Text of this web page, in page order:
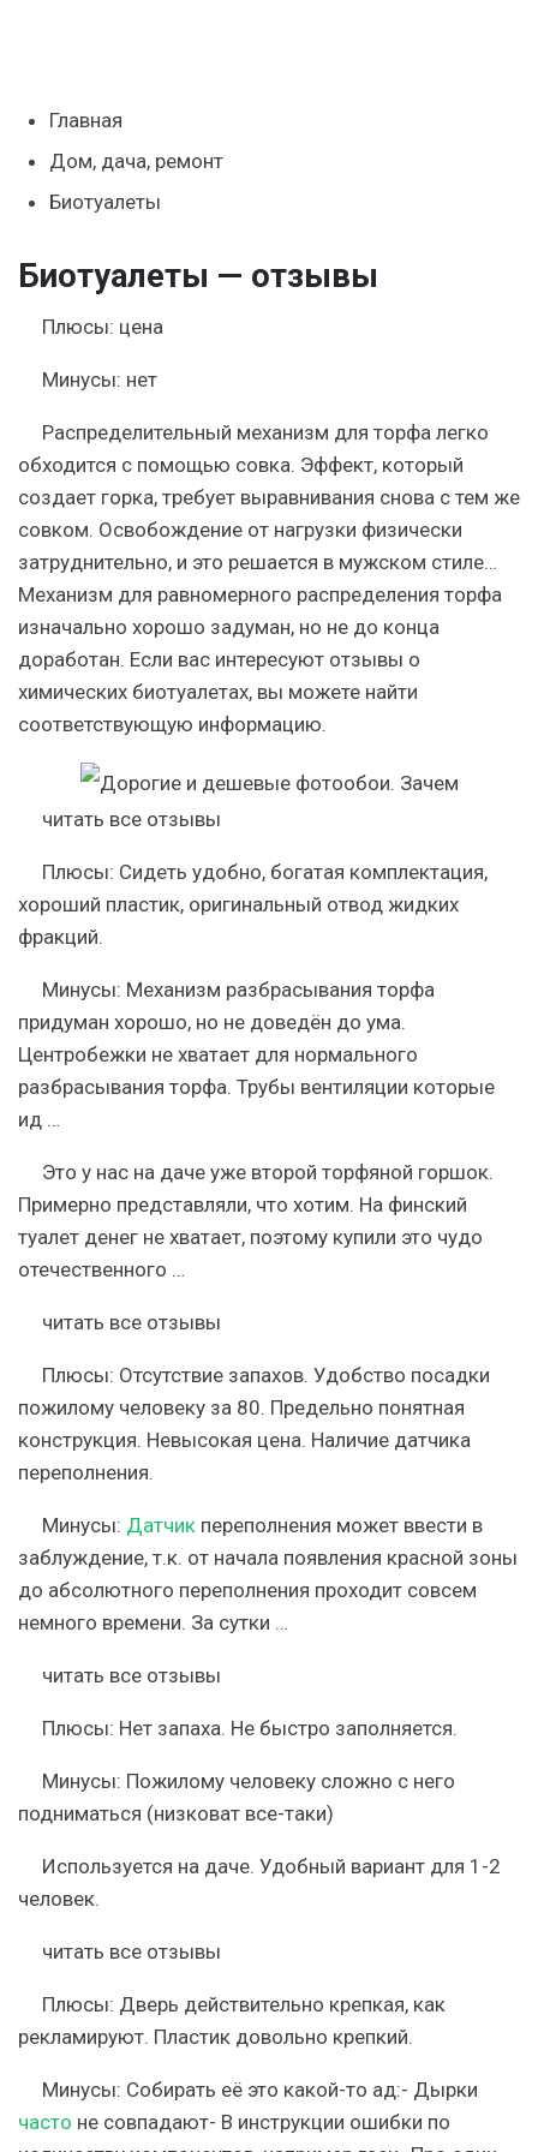
Главная
Дом, дача, ремонт
Биотуалеты
Биотуалеты — отзывы
Плюсы: цена
Минусы: нет
Распределительный механизм для торфа легко
обходится с помощью совка. Эффект, который
создает горка, требует выравнивания снова с тем же
совком. Освобождение от нагрузки физически
затруднительно, и это решается в мужском стиле…
Механизм для равномерного распределения торфа
изначально хорошо задуман, но не до конца
доработан. Если вас интересуют отзывы о
химических биотуалетах, вы можете найти
соответствующую информацию.
читать все отзывы
Плюсы: Сидеть удобно, богатая комплектация,
хороший пластик, оригинальный отвод жидких
фракций.
Минусы: Механизм разбрасывания торфа
придуман хорошо, но не доведён до ума.
Центробежки не хватает для нормального
разбрасывания торфа. Трубы вентиляции которые
ид …
Это у нас на даче уже второй торфяной горшок.
Примерно представляли, что хотим. На финский
туалет денег не хватает, поэтому купили это чудо
отечественного …
читать все отзывы
Плюсы: Отсутствие запахов. Удобство посадки
пожилому человеку за 80. Предельно понятная
конструкция. Невысокая цена. Наличие датчика
переполнения.
Минусы: Датчик переполнения может ввести в
заблуждение, т.к. от начала появления красной зоны
до абсолютного переполнения проходит совсем
немного времени. За сутки …
читать все отзывы
Плюсы: Нет запаха. Не быстро заполняется.
Минусы: Пожилому человеку сложно с него
подниматься (низковат все-таки)
Используется на даче. Удобный вариант для 1-2
человек.
читать все отзывы
Плюсы: Дверь действительно крепкая, как
рекламируют. Пластик довольно крепкий.
Минусы: Собирать её это какой-то ад:- Дырки
часто не совпадают- В инструкции ошибки по